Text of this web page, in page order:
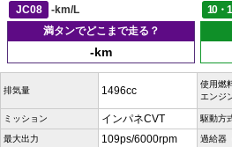
JC08
-km/L 10・
満タンでどこまで走る？
-km
排気量 1496cc
使用燃
エンジ
ミッション インパネCVT 駆動方
最大出力 109ps/6000rpm 過給器